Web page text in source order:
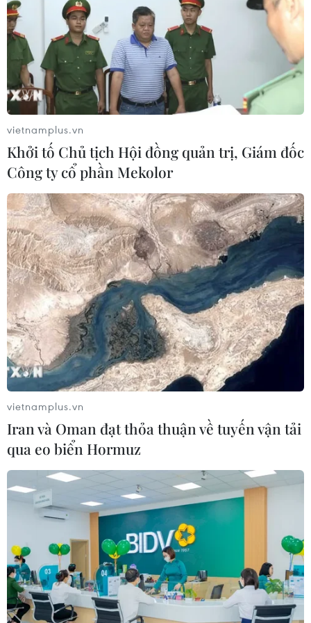
Gala Tổ quốc bình yên - bản trường
ca nghệ thuật về lực lượng An ninh
nhân dân
12/07/2026 15:21
Hàng nghìn người tham dự đại nhạc
hội "Eo Gió - Vũ điệu biển xanh"
11/07/2026 15:41
Chương trình hòa nhạc 'The
Symphony of Time' hội tụ ba nghệ sỹ
opera quốc tế
10/07/2026 15:34
Giọng ca 17 tuổi của Việt Nam giành
giải Vàng tại Liên hoan Nghệ thuật
châu Á 2026
09/07/2026 04:11
concert BTS
08/07/2026 23:22
Hòa nhạc “Crescendo - Giao hưởng
kết nối” lan tỏa tinh thần giao lưu
văn hóa
04/07/2026 23:37
vietnamplus.vn
Khởi tố Chủ tịch Hội đồng quản trị, Giám đốc
Công ty cổ phần Mekolor
vietnamplus.vn
Iran và Oman đạt thỏa thuận về tuyến vận tải
qua eo biển Hormuz